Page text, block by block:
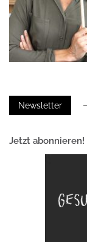
Newsletter
Jetzt abonnieren!